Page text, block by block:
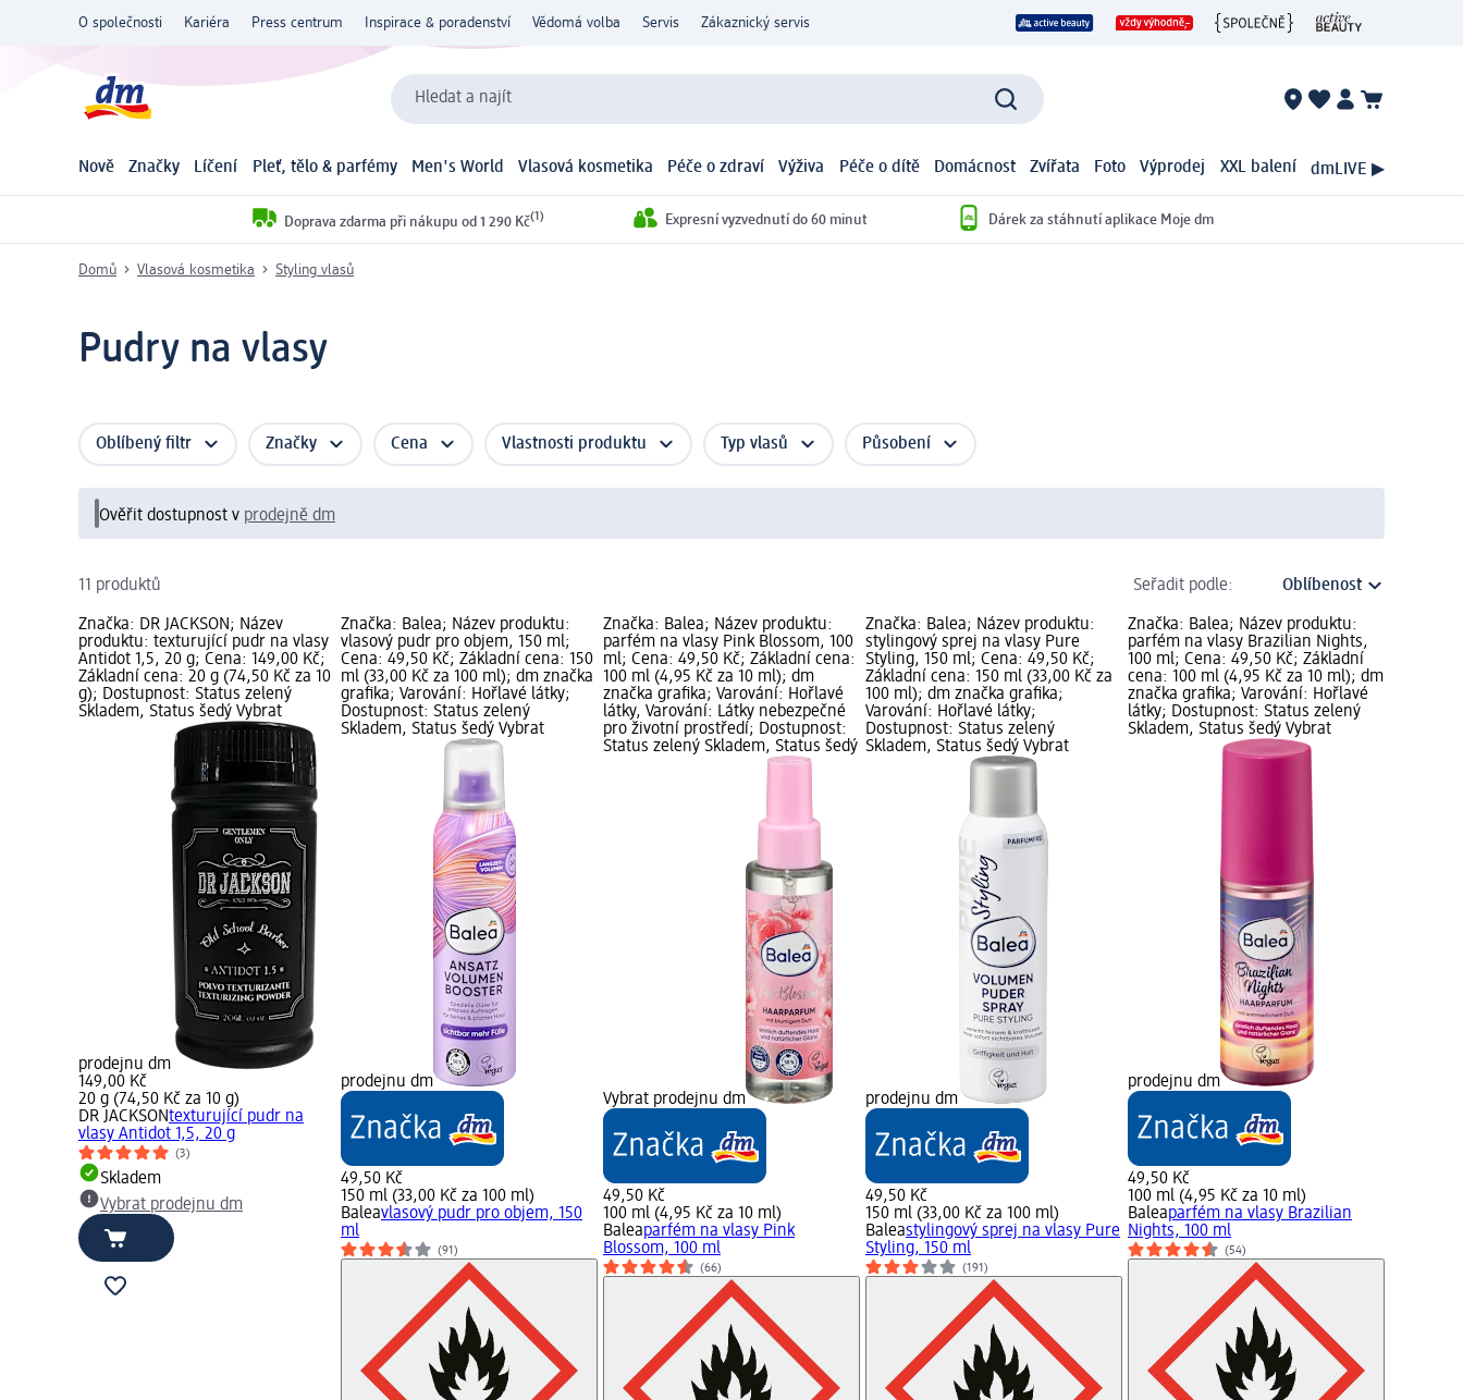
O společnosti Kariéra Press centrum Inspirace & poradenství Vědomá volba Servis Zákaznický servis
Hledat a najít
Nově Značky Líčení Pleť, tělo & parfémy Men's World Vlasová kosmetika Péče o zdraví Výživa Péče o dítě Domácnost Zvířata Foto Výprodej XXL balení dmLIVE ▶
Doprava zdarma při nákupu od 1 290 Kč(1) Expresní vyzvednutí do 60 minut Dárek za stáhnutí aplikace Moje dm
Domů Vlasová kosmetika Styling vlasů
Pudry na vlasy
Oblíbený filtr Značky Cena Vlastnosti produktu Typ vlasů Působení
Ověřit dostupnost v prodejně dm
11 produktů Seřadit podle:
Značka: DR JACKSON; Název
produktu: texturující pudr na vlasy
Antidot 1,5, 20 g; Cena: 149,00 Kč;
Základní cena: 20 g (74,50 Kč za 10
g); Dostupnost: Status zelený
Skladem, Status šedý Vybrat
prodejnu dm
149,00 Kč
20 g (74,50 Kč za 10 g)
DR JACKSONtexturující pudr na
vlasy Antidot 1,5, 20 g
(3)
Skladem
Vybrat prodejnu dm
Značka: Balea; Název produktu:
vlasový pudr pro objem, 150 ml;
Cena: 49,50 Kč; Základní cena: 150
ml (33,00 Kč za 100 ml); dm značka
grafika; Varování: Hořlavé látky;
Dostupnost: Status zelený
Skladem, Status šedý Vybrat
prodejnu dm
49,50 Kč
150 ml (33,00 Kč za 100 ml)
Baleavlasový pudr pro objem, 150
ml
(91)
Značka: Balea; Název produktu:
parfém na vlasy Pink Blossom, 100
ml; Cena: 49,50 Kč; Základní cena:
100 ml (4,95 Kč za 10 ml); dm
značka grafika; Varování: Hořlavé
látky, Varování: Látky nebezpečné
pro životní prostředí; Dostupnost:
Status zelený Skladem, Status šedý
Vybrat prodejnu dm
49,50 Kč
100 ml (4,95 Kč za 10 ml)
Baleaparfém na vlasy Pink
Blossom, 100 ml
(66)
Značka: Balea; Název produktu:
stylingový sprej na vlasy Pure
Styling, 150 ml; Cena: 49,50 Kč;
Základní cena: 150 ml (33,00 Kč za
100 ml); dm značka grafika;
Varování: Hořlavé látky;
Dostupnost: Status zelený
Skladem, Status šedý Vybrat
prodejnu dm
49,50 Kč
150 ml (33,00 Kč za 100 ml)
Baleastylingový sprej na vlasy Pure
Styling, 150 ml
(191)
Značka: Balea; Název produktu:
parfém na vlasy Brazilian Nights,
100 ml; Cena: 49,50 Kč; Základní
cena: 100 ml (4,95 Kč za 10 ml); dm
značka grafika; Varování: Hořlavé
látky; Dostupnost: Status zelený
Skladem, Status šedý Vybrat
prodejnu dm
49,50 Kč
100 ml (4,95 Kč za 10 ml)
Baleaparfém na vlasy Brazilian
Nights, 100 ml
(54)